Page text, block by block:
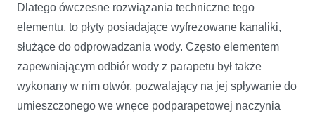
Dlatego ówczesne rozwiązania techniczne tego
elementu, to płyty posiadające wyfrezowane kanaliki,
służące do odprowadzania wody. Często elementem
zapewniającym odbiór wody z parapetu był także
wykonany w nim otwór, pozwalający na jej spływanie do
umieszczonego we wnęce podparapetowej naczynia